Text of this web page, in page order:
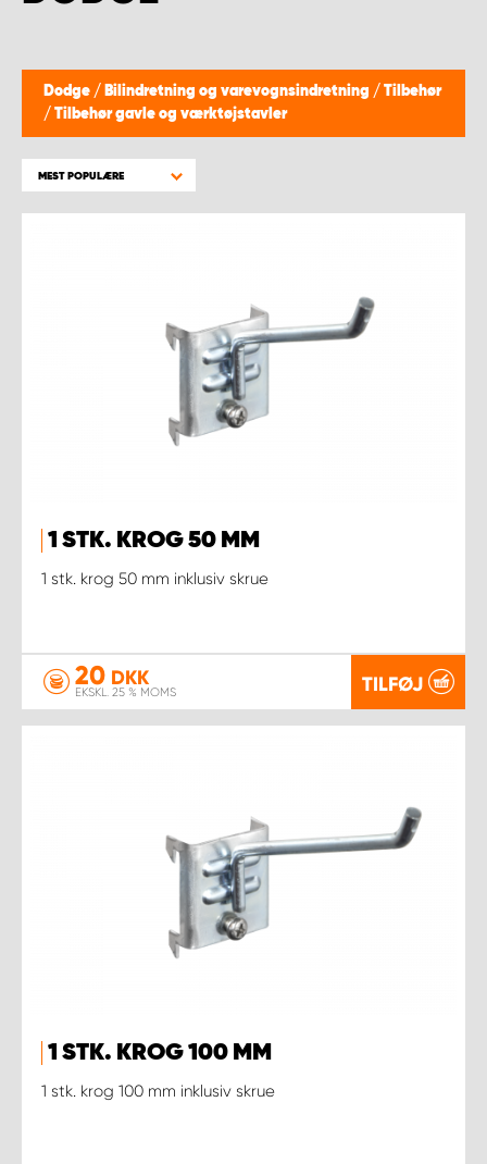
Dodge / Bilindretning og varevognsindretning / Tilbehør
/ Tilbehør gavle og værktøjstavler
MEST POPULÆRE
1 STK. KROG 50 MM
1 stk. krog 50 mm inklusiv skrue
20 DKK
EKSKL. 25 % MOMS TILFØJ
1 STK. KROG 100 MM
1 stk. krog 100 mm inklusiv skrue